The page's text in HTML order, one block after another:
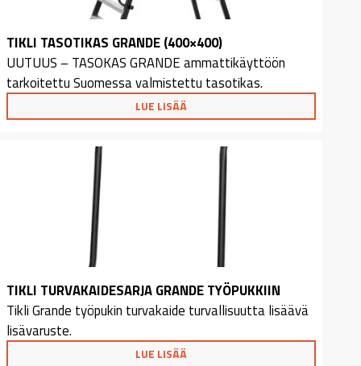
TIKLI TASOTIKAS GRANDE (400×400)
UUTUUS – TASOKAS GRANDE ammattikäyttöön
tarkoitettu Suomessa valmistettu tasotikas.
LUE LISÄÄ
TIKLI TURVAKAIDESARJA GRANDE TYÖPUKKIIN
Tikli Grande työpukin turvakaide turvallisuutta lisäävä
lisävaruste.
LUE LISÄÄ